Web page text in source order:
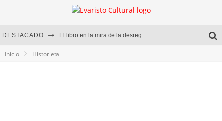
DESTACADO El libro en la mira de la desregulación
Inicio Historieta